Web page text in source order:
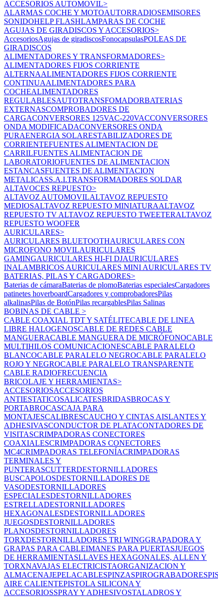
ACCESORIOS AUTOMOVIL>
ALARMAS COCHE Y MOTOAUTORRADIOSEMISORES
SONIDOHELP FLASHLAMPARAS DE COCHE
AGUJAS DE GIRADISCOS Y ACCESORIOS>
AccesoriosAgujas de giradiscosFonocapsulasPOLEAS DE
GIRADISCOS
ALIMENTADORES Y TRANSFORMADORES>
ALIMENTADORES FIJOS CORRIENTE
ALTERNAALIMENTADORES FIJOS CORRIENTE
CONTINUAALIMENTADORES PARA
COCHEALIMENTADORES
REGULABLESAUTOTRANSFOMADORBATERIAS
EXTERNASCOMPROBADORES DE
CARGACONVERSORES 125VAC-220VACCONVERSORES
ONDA MODIFICADACONVERSORES ONDA
PURAENERGIA SOLARESTABILIZADORES DE
CORRIENTEFUENTES ALIMENTACION DE
CARRILFUENTES ALIMENTACION DE
LABORATORIOFUENTES DE ALIMENTACION
ESTANCASFUENTES DE ALIMENTACION
METALICASS.A.I.TRANSFORMADORES SOLDAR
ALTAVOCES REPUESTO>
ALTAVOZ AUTOMOVILALTAVOZ REPUESTO
MEDIOSALTAVOZ REPUESTO MINIATURAALTAVOZ
REPUESTO TV ALTAVOZ REPUESTO TWEETERALTAVOZ
REPUESTO WOOFER
AURICULARES>
AURICULARES BLUETOOTHAURICULARES CON
MICROFONO MOVILAURICULARES
GAMINGAURICULARES HI-FI DJAURICULARES
INALAMBRICOS AURICULARES MINI AURICULARES TV
BATERIAS, PILAS Y CARGADORES>
Baterias de cámaraBaterias de plomoBaterias especialesCargadores
patinetes hoverboardCargadores y comprobadoresPilas
alkalinasPilas de BotónPilas recargablesPilas Salinas
BOBINAS DE CABLE >
CABLE COAXIAL TDT Y SATÉLITECABLE DE LINEA
LIBRE HALOGENOSCABLE DE REDES CABLE
MANGUERACABLE MANGUERA DE MICRÓFONOCABLE
MULTIHILOS COMUNICACIONESCABLE PARALELO
BLANCOCABLE PARALELO NEGROCABLE PARALELO
ROJO Y NEGROCABLE PARALELO TRANSPARENTE
CABLE RADIOFRECUENCIA
BRICOLAJE Y HERRAMIENTAS>
ACCESORIOSACCESORIOS
ANTIESTATICOSALICATESBRIDASBROCAS Y
PORTABROCASCAJA PARA
MONTAJESCALIBRESCAUCHO Y CINTAS AISLANTES Y
ADHESIVASCONDUCTOR DE PLATACONTADORES DE
VISITASCRIMPADORAS CONECTORES
COAXIALESCRIMPADORAS CONECTORES
MC4CRIMPADORAS TELEFONÍACRIMPADORAS
TERMINALES Y
PUNTERASCUTTERDESTORNILLADORES
BUSCAPOLOSDESTORNILLADORES DE
VASODESTORNILLADORES
ESPECIALESDESTORNILLADORES
ESTRELLADESTORNILLADORES
HEXAGONALESDESTORNILLADORES
JUEGOSDESTORNILLADORES
PLANOSDESTORNILLADORES
TORXDESTORNILLADORES TRI WINGGRAPADORA Y
GRAPAS PARA CABLEIMANES PARA PUERTASJUEGOS
DE HERRAMIENTASLLAVES HEXAGONALES, ALLEN Y
TORXNAVAJAS ELECTRICISTAORGANIZACION Y
ALMACENAJEPELACABLESPINZASPIROGRABADORES
AIRE CALIENTEPISTOLA SILICONA Y
ACCESORIOSSPRAY Y ADHESIVOSTALADROS Y